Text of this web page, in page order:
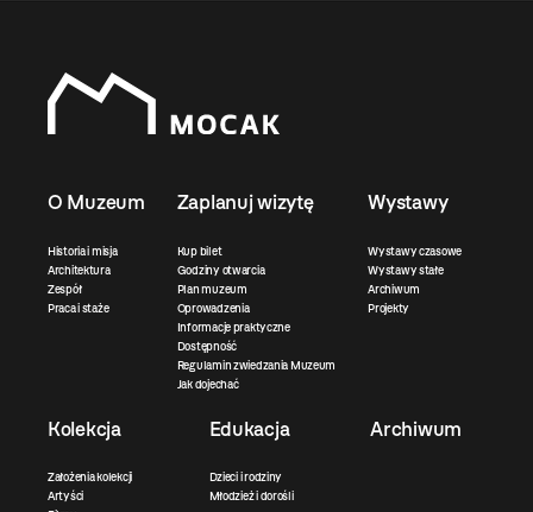
O Muzeum
Historia i misja
Architektura
Zespół
Praca i staże
Zaplanuj wizytę
Kup bilet
Godziny otwarcia
Plan muzeum
Oprowadzenia
Informacje praktyczne
Dostępność
Regulamin zwiedzania Muzeum
Jak dojechać
Wystawy
Wystawy czasowe
Wystawy stałe
Archiwum
Projekty
Kolekcja
Założenia kolekcji
Artyści
Edukacja
Dzieci i rodziny
Młodzież i dorośli
Archiwum